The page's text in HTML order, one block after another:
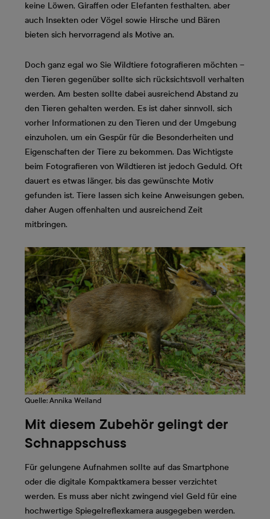
keine Löwen, Giraffen oder Elefanten festhalten, aber
auch Insekten oder Vögel sowie Hirsche und Bären
bieten sich hervorragend als Motive an.
Doch ganz egal wo Sie Wildtiere fotografieren möchten –
den Tieren gegenüber sollte sich rücksichtsvoll verhalten
werden. Am besten sollte dabei ausreichend Abstand zu
den Tieren gehalten werden. Es ist daher sinnvoll, sich
vorher Informationen zu den Tieren und der Umgebung
einzuholen, um ein Gespür für die Besonderheiten und
Eigenschaften der Tiere zu bekommen. Das Wichtigste
beim Fotografieren von Wildtieren ist jedoch Geduld. Oft
dauert es etwas länger, bis das gewünschte Motiv
gefunden ist. Tiere lassen sich keine Anweisungen geben,
daher Augen offenhalten und ausreichend Zeit
mitbringen.
Quelle: Annika Weiland
Mit diesem Zubehör gelingt der
Schnappschuss
Für gelungene Aufnahmen sollte auf das Smartphone
oder die digitale Kompaktkamera besser verzichtet
werden. Es muss aber nicht zwingend viel Geld für eine
hochwertige Spiegelreflexkamera ausgegeben werden.